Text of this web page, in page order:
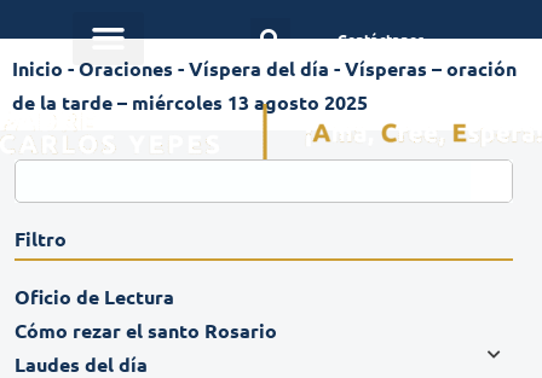
Contáctanos
Inicio -Oraciones -Víspera del día -Vísperas – oración
de la tarde – miércoles 13 agosto 2025
Filtro
Oficio de Lectura
Cómo rezar el santo Rosario
Laudes del día